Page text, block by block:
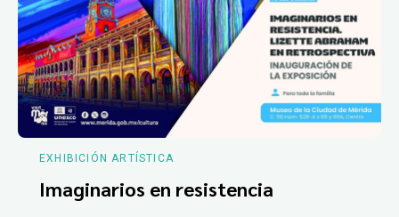
EXHIBICIÓN ARTÍSTICA
Imaginarios en resistencia